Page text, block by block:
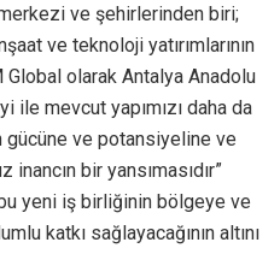
ve şehirlerinden biri;
ve teknoloji yatırımlarının
Global olarak Antalya Anadolu
ile mevcut yapımızı daha da
ve potansiyeline ve
bir yansımasıdır”
yeni iş birliğinin bölgeye ve
katkı sağlayacağının altını